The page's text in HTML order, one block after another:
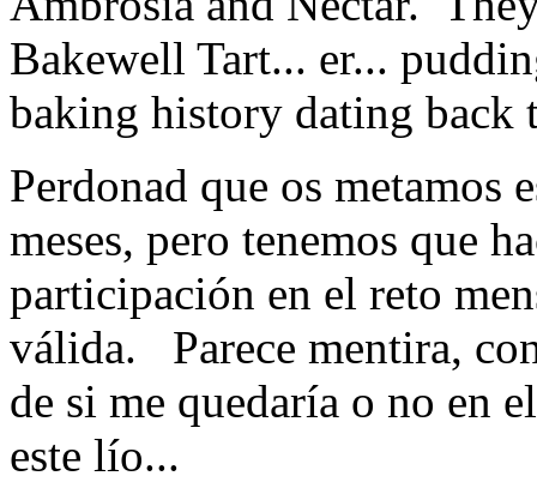
Bakewell Tart... er...
baking history dating back
Perdonad que os metamos
meses, pero tenemos que
participación en el reto
válida. Parece mentira,
de si me quedaría o no en
este lío...